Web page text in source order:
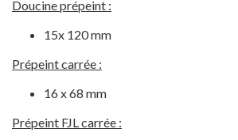
Doucine prépeint :
15x 120 mm
Prépeint carrée :
16 x 68 mm
Prépeint FJL carrée :